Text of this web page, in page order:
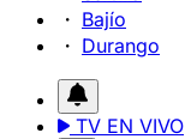
Bajío
Durango
TV EN VIVO